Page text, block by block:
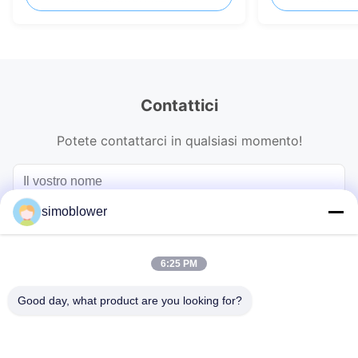
Contattici
Potete contattarci in qualsiasi momento!
simoblower
6:25 PM
Good day, what product are you looking for?